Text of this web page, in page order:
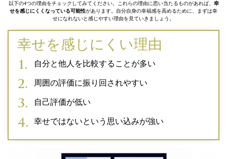
以下の4つの理由をチェックしてみてください。これらの理由に思い当たるものがあれば、 幸
せを感じにくくなっている可能性があります。自分自身の幸福感を高めるために、まずは幸
せになれないと感じやすい理由を見ていきましょう。
幸せを感じにくい理由
自分と他人を比較することが多い
周囲の評価に振り回されやすい
自己評価が低い
幸せではないという思い込みが強い